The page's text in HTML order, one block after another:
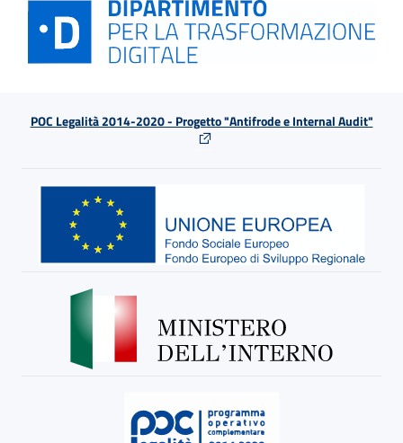
POC Legalità 2014-2020 - Progetto "Antifrode e Internal Audit"